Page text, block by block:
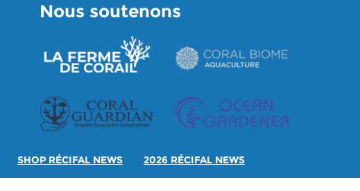
Nous soutenons
SHOP RÉCIFAL NEWS 2026 RÉCIFAL NEWS